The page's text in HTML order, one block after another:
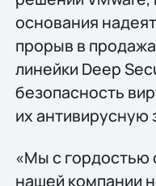
основания
прорыв в
линейки Deep
безопасность
их антивирусную
«Мы с гордостью
нашей компании